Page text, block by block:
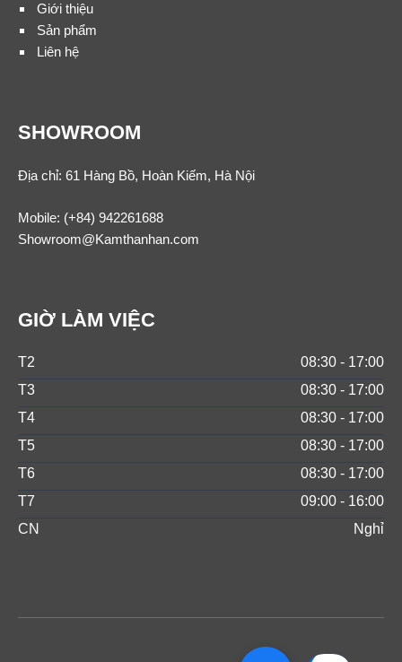
Giới thiệu
Sản phẩm
Liên hệ
SHOWROOM
Địa chỉ: 61 Hàng Bồ, Hoàn Kiếm, Hà Nội
Mobile: (+84) 942261688
Showroom@Kamthanhan.com
GIỜ LÀM VIỆC
T2
08:30 - 17:00
T3
08:30 - 17:00
T4
08:30 - 17:00
T5
08:30 - 17:00
T6
08:30 - 17:00
T7
09:00 - 16:00
CN
Nghỉ